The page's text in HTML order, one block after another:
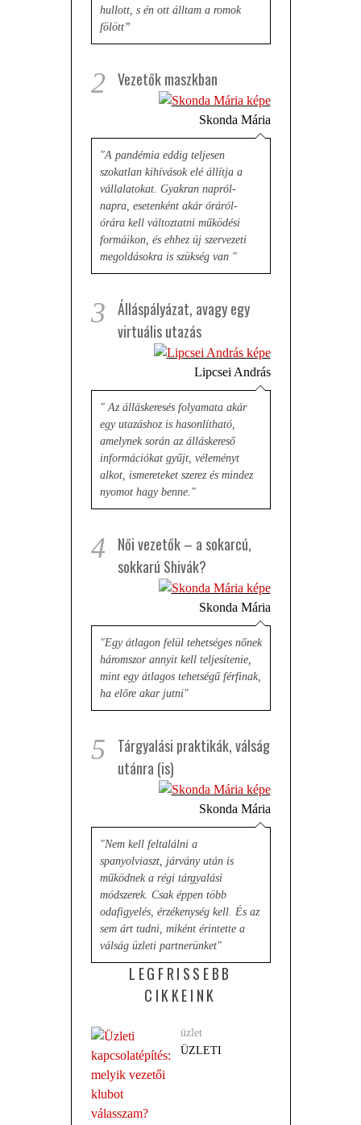
hullott, s én ott álltam a romok
fölött”
2 Vezetők maszkban
Skonda Mária
"A pandémia eddig teljesen
szokatlan kihívások elé állítja a
vállalatokat. Gyakran napról-
napra, esetenként akár óráról-
órára kell változtatni működési
formáikon, és ehhez új szervezeti
megoldásokra is szükség van "
3
Álláspályázat, avagy egy
virtuális utazás
Lipcsei András
" Az álláskeresés folyamata akár
egy utazáshoz is hasonlítható,
amelynek során az álláskereső
információkat gyűjt, véleményt
alkot, ismereteket szerez és mindez
nyomot hagy benne."
4
Női vezetők – a sokarcú,
sokkarú Shivák?
Skonda Mária
"Egy átlagon felül tehetséges nőnek
háromszor annyit kell teljesítenie,
mint egy átlagos tehetségű férfinak,
ha előre akar jutni"
5
Tárgyalási praktikák, válság
utánra (is)
Skonda Mária
"Nem kell feltalálni a
spanyolviaszt, járvány után is
működnek a régi tárgyalási
módszerek. Csak éppen több
odafigyelés, érzékenység kell. És az
sem árt tudni, miként érintette a
válság üzleti partnerünket"
LEGFRISSEBB
CIKKEINK
üzlet
ÜZLETI